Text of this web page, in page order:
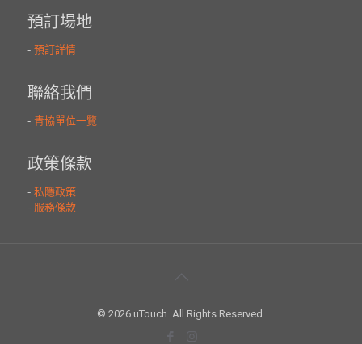
© 2026 uTouch. All Rights Reserved.